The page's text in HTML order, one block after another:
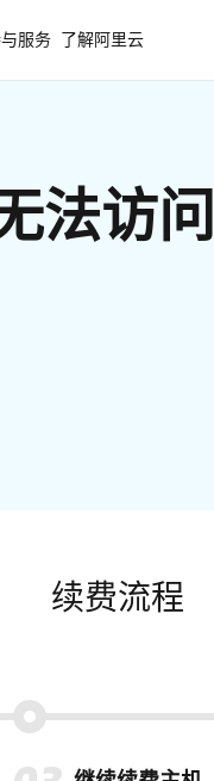
服务 了解阿里云
法访问
续费流程